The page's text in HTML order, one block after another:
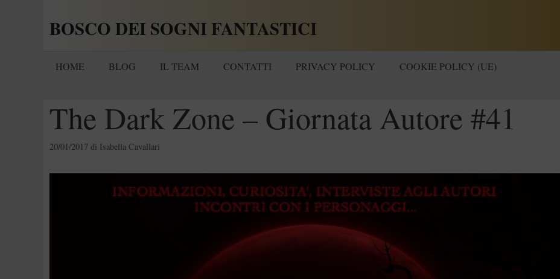
BOSCO DEI SOGNI FANTASTICI
HOME BLOG IL TEAM CONTATTI PRIVACY POLICY COOKIE POLICY (UE)
The Dark Zone – Giornata Autore #41
20/01/2017 di Isabella Cavallari